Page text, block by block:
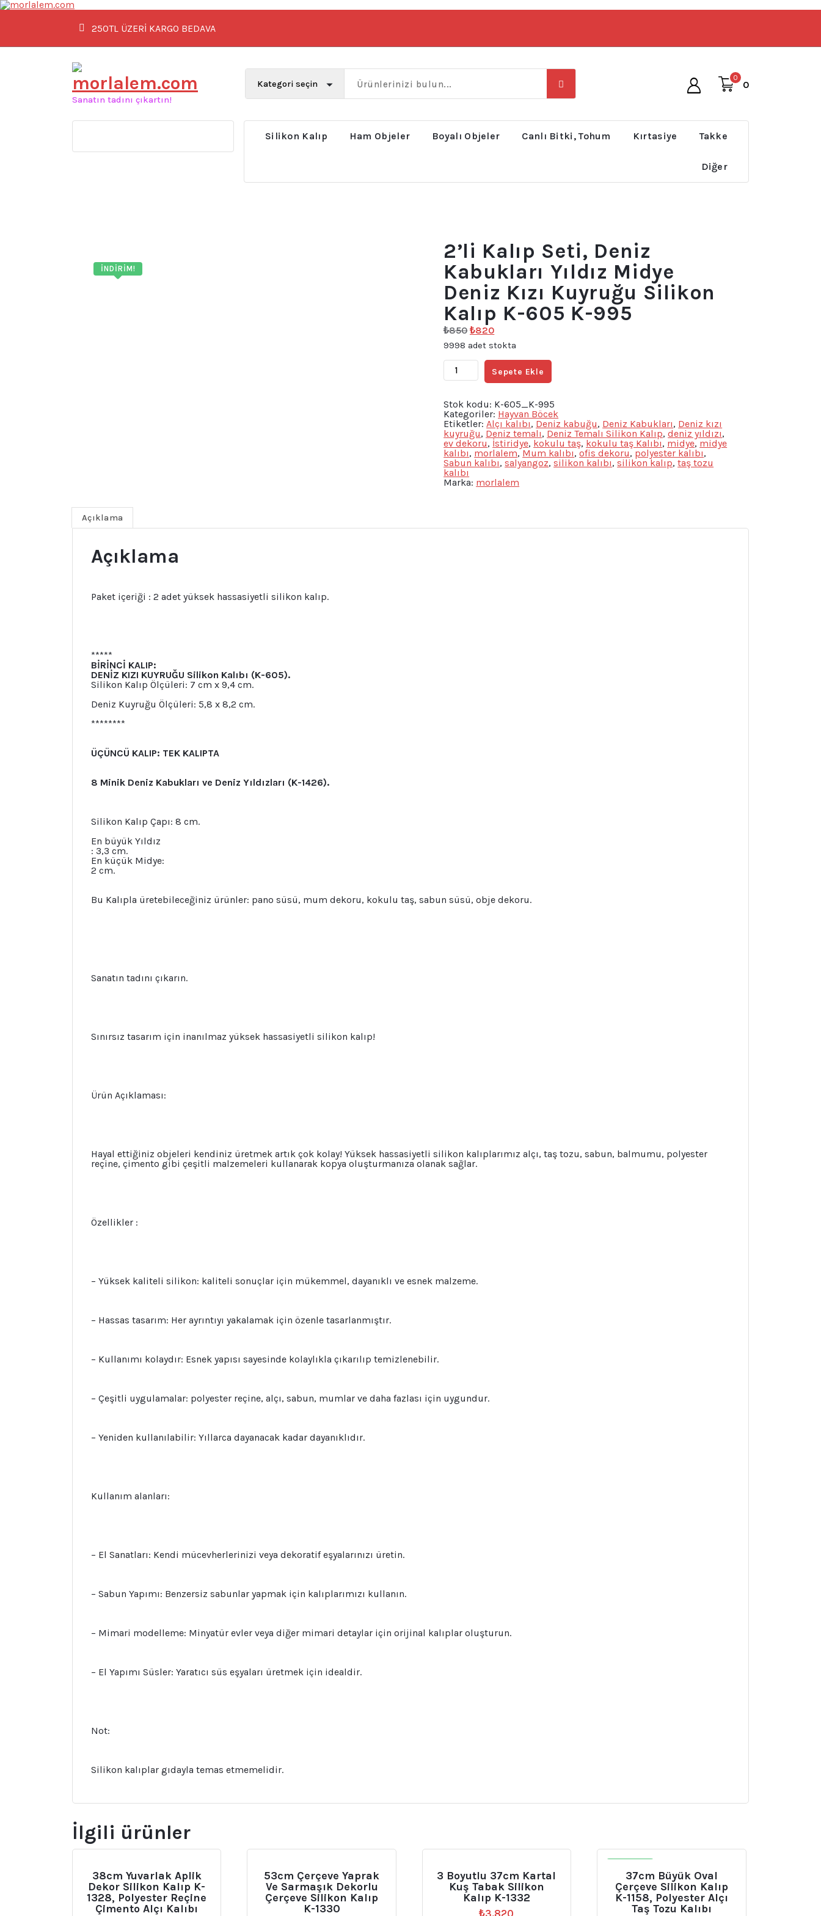
İçeriğe
geç
250TL ÜZERİ KARGO BEDAVA
Sanatın tadını çıkartın!
0
0
Silikon Kalıp Ham Objeler Boyalı Objeler Canlı Bitki, Tohum Kırtasiye Takke
Diğer
İNDIRIM!
2’li Kalıp Seti, Deniz
Kabukları Yıldız Midye
Deniz Kızı Kuyruğu Silikon
Kalıp K-605 K-995
₺850 Orijinal
fiyat:
₺850.
₺820Şu
andaki
fiyat:
₺820.
9998 adet stokta
2'li
Kalıp
Seti,
Kabukları
Yıldız
Midye
Deniz
Kızı
Kuyruğu
Silikon
Kalıp
K-
Sepete Ekle
Stok kodu: K-605_K-995
Kategoriler: Hayvan Böcek
Etiketler:Alçı kalıbı, Deniz kabuğu, Deniz Kabukları, Deniz kızı
kuyruğu, Deniz temalı, Deniz Temalı Silikon Kalıp,deniz yıldızı,
ev dekoru, İstiridye, kokulu taş, kokulu taş Kalıbı, midye, midye
kalıbı, morlalem, Mum kalıbı,ofis dekoru, polyester kalıbı,
Sabun kalıbı, salyangoz, silikon kalıbı, silikon kalıp,taş tozu
kalıbı
Marka: morlalem
Açıklama
Açıklama
Paket içeriği : 2 adet yüksek hassasiyetli silikon kalıp.
*****
BİRİNCİ KALIP:
DENİZ KIZI KUYRUĞU Silikon Kalıbı (K-605).
Silikon Kalıp Ölçüleri: 7 cm x 9,4 cm.
Deniz Kuyruğu Ölçüleri: 5,8 x 8,2 cm.
********
ÜÇÜNCÜ KALIP: TEK KALIPTA
8 Minik Deniz Kabukları ve Deniz Yıldızları (K-1426).
Silikon Kalıp Çapı: 8 cm.
En büyük Yıldız
: 3,3 cm.
En küçük Midye:
2 cm.
Bu Kalıpla üretebileceğiniz ürünler: pano süsü, mum dekoru, kokulu taş, sabun süsü, obje dekoru.
Sanatın tadını çıkarın.
Sınırsız tasarım için inanılmaz yüksek hassasiyetli silikon kalıp!
Ürün Açıklaması:
Hayal ettiğiniz objeleri kendiniz üretmek artık çok kolay! Yüksek hassasiyetli silikon kalıplarımız alçı, taş tozu, sabun, balmumu, polyester
reçine, çimento gibi çeşitli malzemeleri kullanarak kopya oluşturmanıza olanak sağlar.
Özellikler :
– Yüksek kaliteli silikon: kaliteli sonuçlar için mükemmel, dayanıklı ve esnek malzeme.
– Hassas tasarım: Her ayrıntıyı yakalamak için özenle tasarlanmıştır.
– Kullanımı kolaydır: Esnek yapısı sayesinde kolaylıkla çıkarılıp temizlenebilir.
– Çeşitli uygulamalar: polyester reçine, alçı, sabun, mumlar ve daha fazlası için uygundur.
– Yeniden kullanılabilir: Yıllarca dayanacak kadar dayanıklıdır.
Kullanım alanları:
– El Sanatları: Kendi mücevherlerinizi veya dekoratif eşyalarınızı üretin.
– Sabun Yapımı: Benzersiz sabunlar yapmak için kalıplarımızı kullanın.
– Mimari modelleme: Minyatür evler veya diğer mimari detaylar için orijinal kalıplar oluşturun.
– El Yapımı Süsler: Yaratıcı süs eşyaları üretmek için idealdir.
Not:
Silikon kalıplar gıdayla temas etmemelidir.
İlgili ürünler
38cm Yuvarlak Aplik
Dekor Silikon Kalıp K-
1328, Polyester Reçine
Çimento Alçı Kalıbı
53cm Çerçeve Yaprak
Ve Sarmaşık Dekorlu
Çerçeve Silikon Kalıp
K-1330
3 Boyutlu 37cm Kartal
Kuş Tabak Silikon
Kalıp K-1332
37cm Büyük Oval
Çerçeve Silikon Kalıp
K-1158, Polyester Alçı
Taş Tozu Kalıbı